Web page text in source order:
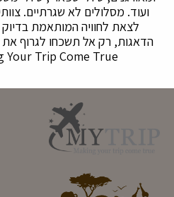
ועוד. מסלולים לא שגרתיים.
לצאת לחוויה המותאמת
הדאגות, רק אל תשכחו לגרוף את
Your Trip Come True